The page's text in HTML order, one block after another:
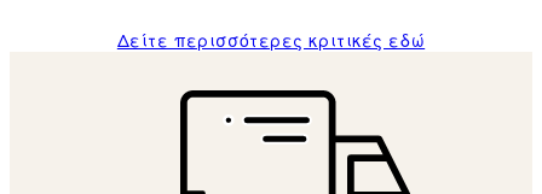
Δείτε περισσότερες κριτικές εδώ